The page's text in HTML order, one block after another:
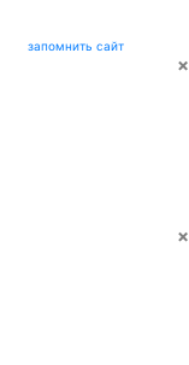
запомнить сайт
×
×